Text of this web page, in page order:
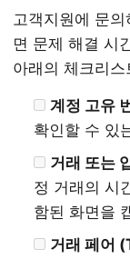
고객지원에 문
면 문제 해결 시
아래의 체크리
계정 고유
확인할 수 있
거래 또는
정 거래의 시
함된 화면을
거래 페어